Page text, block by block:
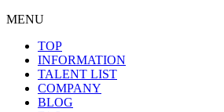
MENU
TOP
INFORMATION
TALENT LIST
COMPANY
BLOG